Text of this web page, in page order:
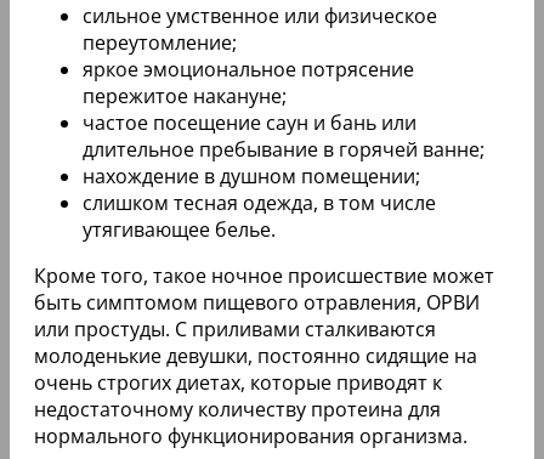
сильное умственное или физическое
переутомление;
яркое эмоциональное потрясение
пережитое накануне;
частое посещение саун и бань или
длительное пребывание в горячей ванне;
нахождение в душном помещении;
слишком тесная одежда, в том числе
утягивающее белье.
Кроме того, такое ночное происшествие может
быть симптомом пищевого отравления, ОРВИ
или простуды. С приливами сталкиваются
молоденькие девушки, постоянно сидящие на
очень строгих диетах, которые приводят к
недостаточному количеству протеина для
нормального функционирования организма.